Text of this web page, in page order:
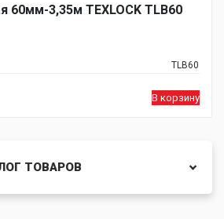
60мм-3,35м TEXLOCK TLB60
TLB60
В корзину
ТОВАРОВ